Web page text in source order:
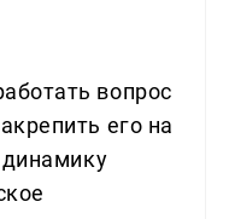
вопрос
его на